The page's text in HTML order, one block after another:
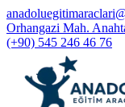
Orhangazi Mah.
(+90) 545 246 46 76